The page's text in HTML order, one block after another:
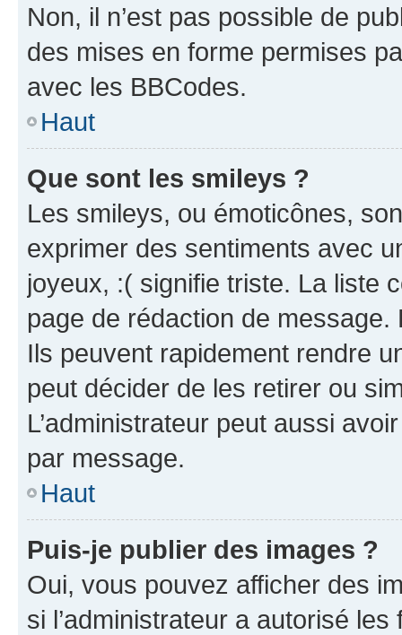
Non, il n’est pas possible de
des mises en forme permises
avec les BBCodes.
Haut
Que sont les smileys ?
Les smileys, ou émoticônes,
exprimer des sentiments avec
joyeux, :( signifie triste. La liste
page de rédaction de
Ils peuvent rapidement rendre
peut décider de les retirer ou
L’administrateur peut aussi
par message.
Haut
Puis-je publier des images ?
Oui, vous pouvez afficher des
si l’administrateur a autorisé